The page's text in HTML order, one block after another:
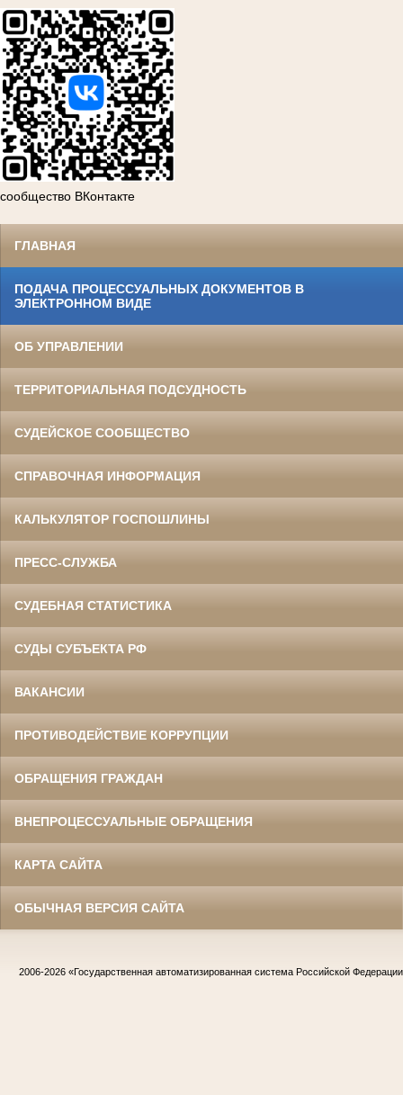
сообщество ВКонтакте
ГЛАВНАЯ
ПОДАЧА ПРОЦЕССУАЛЬНЫХ ДОКУМЕНТОВ В
ЭЛЕКТРОННОМ ВИДЕ
ОБ УПРАВЛЕНИИ
ТЕРРИТОРИАЛЬНАЯ ПОДСУДНОСТЬ
СУДЕЙСКОЕ СООБЩЕСТВО
СПРАВОЧНАЯ ИНФОРМАЦИЯ
КАЛЬКУЛЯТОР ГОСПОШЛИНЫ
ПРЕСС-СЛУЖБА
СУДЕБНАЯ СТАТИСТИКА
СУДЫ СУБЪЕКТА РФ
ВАКАНСИИ
ПРОТИВОДЕЙСТВИЕ КОРРУПЦИИ
ОБРАЩЕНИЯ ГРАЖДАН
ВНЕПРОЦЕССУАЛЬНЫЕ ОБРАЩЕНИЯ
КАРТА САЙТА
ОБЫЧНАЯ ВЕРСИЯ САЙТА
2006-2026 «Государственная автоматизированная система Российской